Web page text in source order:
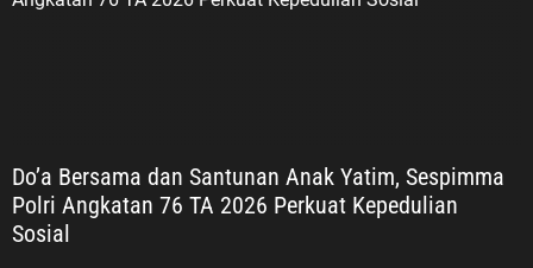
Do’a Bersama dan Santunan Anak Yatim, Sespimma
Polri Angkatan 76 TA 2026 Perkuat Kepedulian
Sosial